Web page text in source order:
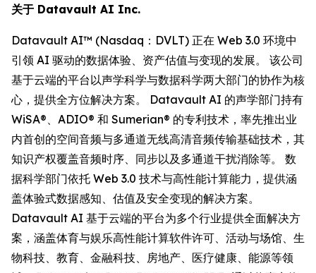
关于 Datavault AI Inc.
Datavault AI™ (Nasdaq：DVLT) 正在 Web 3.0 环境中
引领 AI 驱动的数据体验、资产估值与变现的发展。 该公司
基于云端的平台以声学科学与数据科学两大部门的协作为核
心，提供全方位解决方案。 Datavault AI 的声学部门持有
WiSA®、ADIO® 和 Sumerian® 的专利技术，率先推出业
内首创的空间音频与多通道无线高清音频传输基础技术，其
知识产权覆盖音频时序、同步以及多通道干扰消除等。 数
据科学部门依托 Web 3.0 技术与高性能计算能力，提供涵
盖体验式数据感知、估值及安全变现的解决方案。
Datavault AI 基于云端的平台为多个行业提供全面解决方
案，涵盖体育与娱乐高性能计算软件许可、活动与场馆、生
物科技、教育、金融科技、房地产、医疗健康、能源等领